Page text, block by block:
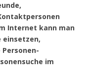
Internet kann man
einsetzen,
im